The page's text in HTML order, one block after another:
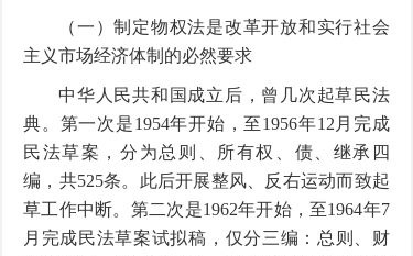
（一）制定物权法是改革开放和实行社会
主义市场经济体制的必然要求
中华人民共和国成立后，曾几次起草民法
典。第一次是1954年开始，至1956年12月完成
民法草案，分为总则、所有权、债、继承四
编，共525条。此后开展整风、反右运动而致起
草工作中断。第二次是1962年开始，至1964年7
月完成民法草案试拟稿，仅分三编：总则、财